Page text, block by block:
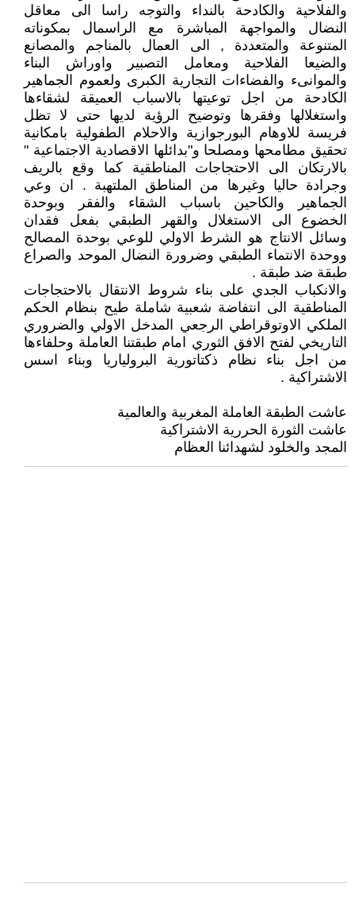
والفلاحية والكادحة بالنداء والتوجه راسا الى معاقل
النضال والمواجهة المباشرة مع الراسمال بمكوناته
المتنوعة والمتعددة , الى العمال بالمناجم والمصانع
والضيعا الفلاحية ومعامل التصبير واوراش البناء
والموانىء والفضاءات التجارية الكبرى ولعموم الجماهير
الكادحة من اجل توعيتها بالاسباب العميقة لشقاءها
واستغلالها وفقرها وتوضيح الرؤية لديها حتى لا تظل
فريسة للاوهام البورجوازية والاحلام الطفولية بامكانية
تحقيق مطامحها ومصلحا و"بدائلها الاقصادية الاجتماعية "
بالارتكان الى الاحتجاجات المناطقية كما وقع بالريف
وجرادة حاليا وغيرها من المناطق الملتهبة . ان وعي
الجماهير والكاحين باسباب الشقاء والفقر وبوحدة
الخضوع الى الاستغلال والقهر الطبقي بفعل فقدان
وسائل الانتاج هو الشرط الاولي للوعي بوحدة المصالح
ووحدة الانتماء الطبقي وضرورة النضال الموحد والصراع
طبقة ضد طبقة .
والانكباب الجدي على بناء شروط الانتقال بالاحتجاجات
المناطقية الى انتفاضة شعبية شاملة طيح بنظام الحكم
الملكي الاوتوقراطي الرجعي المدخل الاولي والضروري
التاريخي لفتح الافق الثوري امام طبقتنا العاملة وحلفاءها
من اجل بناء نظام ذكتاتورية البرولياريا وبناء اسس
الاشتراكية .
عاشت الطبقة العاملة المغربية والعالمية
عاشت الثورة الحررية الاشتراكية
المجد والخلود لشهدائنا العظام